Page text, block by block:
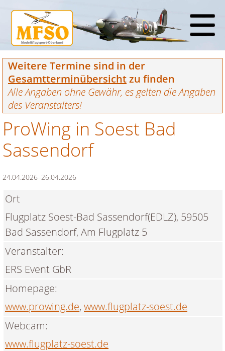
Weitere Termine sind in der
Gesamtterminübersichtzu finden
Alle Angaben ohne Gewähr, es gelten die Angaben
des Veranstalters!
ProWing in Soest Bad
Sassendorf
24.04.2026–26.04.2026
Ort
Flugplatz Soest-Bad Sassendorf(EDLZ), 59505
Bad Sassendorf, Am Flugplatz 5
Veranstalter:
ERS Event GbR
Homepage:
www.prowing.de, www.flugplatz-soest.de
Webcam:
www.flugplatz-soest.de